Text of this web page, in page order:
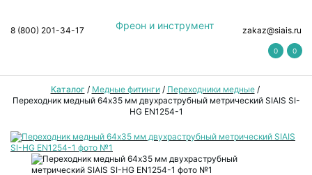
Фреон и инструмент
8 (800) 201-34-17 zakaz@siais.ru
0 0
Каталог / Медные фитинги/ Переходники медные/
Переходник медный 64х35 мм двухраструбный метрический SIAIS SI-
HG EN1254-1